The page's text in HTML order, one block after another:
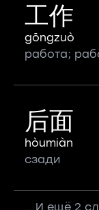
工作
gōngzuò
работа;
后面
hòumiàn
сзади
...И ещё 2